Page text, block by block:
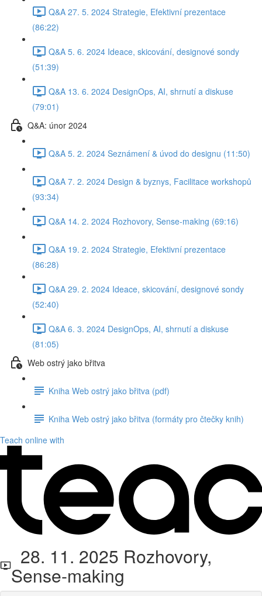
Q&A 27. 5. 2024 Strategie, Efektivní prezentace
(86:22)
Q&A 5. 6. 2024 Ideace, skicování, designové sondy
(51:39)
Q&A 13. 6. 2024 DesignOps, AI, shrnutí a diskuse
(79:01)
Q&A: únor 2024
Q&A 5. 2. 2024 Seznámení & úvod do designu (11:50)
Q&A 7. 2. 2024 Design & byznys, Facilitace workshopů
(93:34)
Q&A 14. 2. 2024 Rozhovory, Sense-making (69:16)
Q&A 19. 2. 2024 Strategie, Efektivní prezentace
(86:28)
Q&A 29. 2. 2024 Ideace, skicování, designové sondy
(52:40)
Q&A 6. 3. 2024 DesignOps, AI, shrnutí a diskuse
(81:05)
Web ostrý jako břitva
Kniha Web ostrý jako břitva (pdf)
Kniha Web ostrý jako břitva (formáty pro čtečky knih)
Teach online with
28. 11. 2025 Rozhovory,
Sense-making